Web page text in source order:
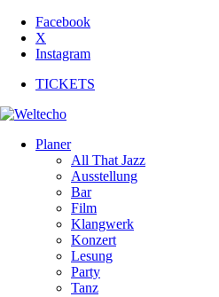
Facebook
X
Instagram
TICKETS
Planer
All That Jazz
Ausstellung
Bar
Film
Klangwerk
Konzert
Lesung
Party
Tanz